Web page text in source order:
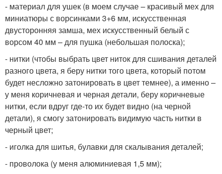
- материал для ушек (в моем случае – красивый мех для
миниатюры с ворсинками 3+6 мм, искусственная
двусторонняя замша, мех искусственный белый с
ворсом 40 мм – для пушка (небольшая полоска);
- нитки (чтобы выбрать цвет ниток для сшивания деталей
разного цвета, я беру нитки того цвета, который потом
будет несложно затонировать в цвет темнее), а именно –
у меня коричневая и черная детали, беру коричневые
нитки, если вдруг где-то их будет видно (на черной
детали), я смогу затонировать видимую часть нитки в
черный цвет;
- иголка для шитья, булавки для скалывания деталей;
- проволока (у меня алюминиевая 1,5 мм);